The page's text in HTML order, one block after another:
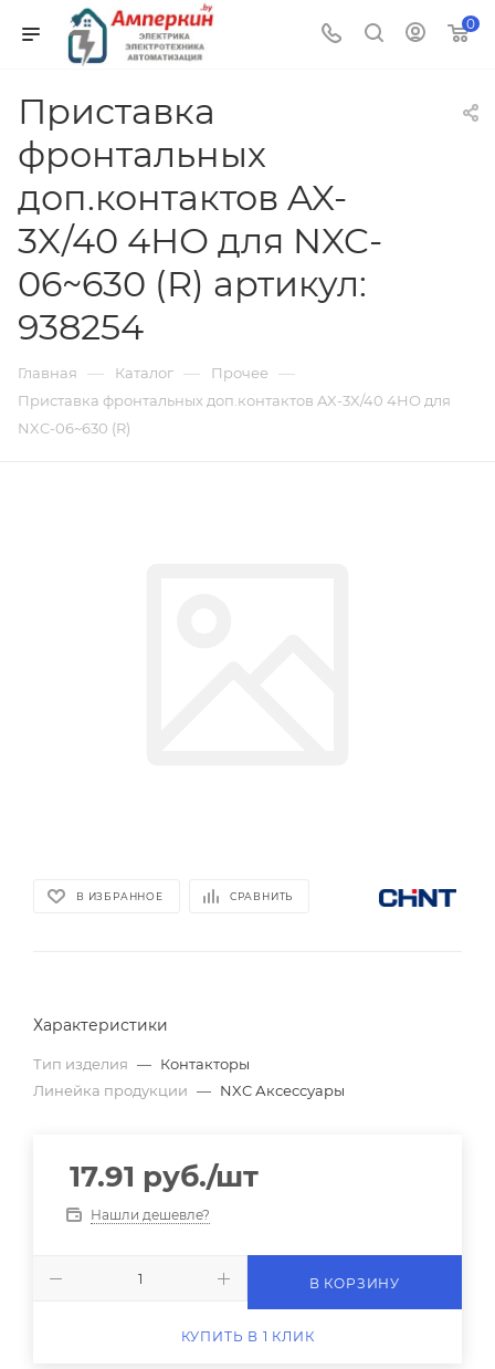
0
Приставка
фронтальных
доп.контактов AX-
3X/40 4НО для NXC-
06~630 (R) артикул:
938254
Главная — Каталог — Прочее —
Приставка фронтальных доп.контактов AX-3X/40 4НО для
NXC-06~630 (R)
В ИЗБРАННОЕ СРАВНИТЬ
Характеристики
Тип изделия — Контакторы
Линейка продукции — NXC Аксессуары
17.91 руб./шт
Нашли дешевле?
В КОРЗИНУ
КУПИТЬ В 1 КЛИК